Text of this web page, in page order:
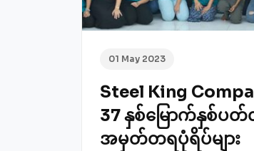
01 May 2023
Steel King
37 နှစ်မြောက်နှစ်ပ
အမှတ်တရပုံရိပ်များ